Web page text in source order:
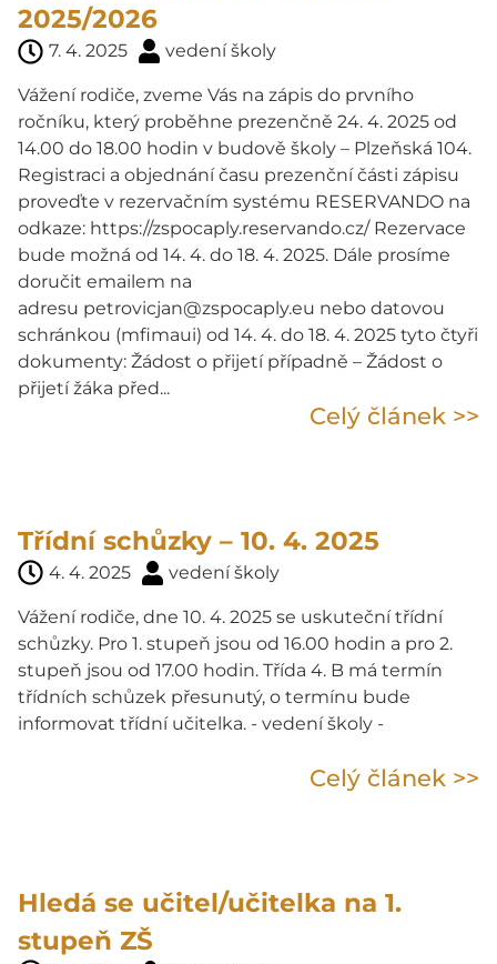
2025/2026
7. 4. 2025 vedení školy
Vážení rodiče, zveme Vás na zápis do prvního
ročníku, který proběhne prezenčně 24. 4. 2025 od
14.00 do 18.00 hodin v budově školy – Plzeňská 104.
Registraci a objednání času prezenční části zápisu
proveďte v rezervačním systému RESERVANDO na
odkaze: https://zspocaply.reservando.cz/ Rezervace
bude možná od 14. 4. do 18. 4. 2025. Dále prosíme
doručit emailem na
adresu petrovicjan@zspocaply.eu nebo datovou
schránkou (mfimaui) od 14. 4. do 18. 4. 2025 tyto čtyři
dokumenty: Žádost o přijetí případně – Žádost o
přijetí žáka před...
Celý článek >>
Třídní schůzky – 10. 4. 2025
4. 4. 2025 vedení školy
Vážení rodiče, dne 10. 4. 2025 se uskuteční třídní
schůzky. Pro 1. stupeň jsou od 16.00 hodin a pro 2.
stupeň jsou od 17.00 hodin. Třída 4. B má termín
třídních schůzek přesunutý, o termínu bude
informovat třídní učitelka. - vedení školy -
Celý článek >>
Hledá se učitel/učitelka na 1.
stupeň ZŠ